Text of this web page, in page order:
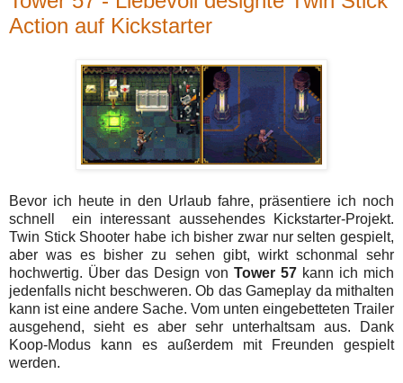
Action auf Kickstarter
Bevor ich heute in den Urlaub fahre, präsentiere ich noch
schnell ein interessant aussehendes Kickstarter-Projekt.
Twin Stick Shooter habe ich bisher zwar nur selten gespielt,
aber was es bisher zu sehen gibt, wirkt schonmal sehr
hochwertig. Über das Design von Tower 57 kann ich mich
jedenfalls nicht beschweren. Ob das Gameplay da mithalten
kann ist eine andere Sache. Vom unten eingebetteten Trailer
ausgehend, sieht es aber sehr unterhaltsam aus. Dank
Koop-Modus kann es außerdem mit Freunden gespielt
werden.